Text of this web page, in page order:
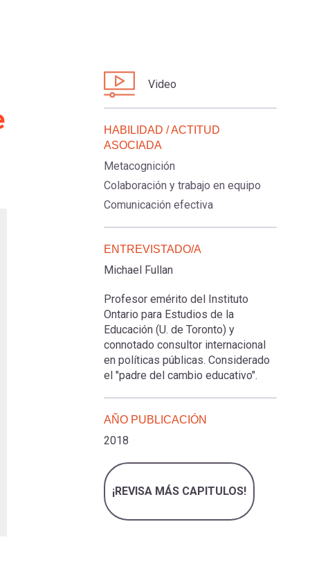
Video
HABILIDAD / ACTITUD
ASOCIADA
Metacognición
Colaboración y trabajo en equipo
Comunicación efectiva
ENTREVISTADO/A
Michael Fullan
Profesor emérito del Instituto
Ontario para Estudios de la
Educación (U. de Toronto) y
connotado consultor internacional
en políticas públicas. Considerado
el "padre del cambio educativo".
AÑO PUBLICACIÓN
2018
¡REVISA MÁS CAPITULOS!